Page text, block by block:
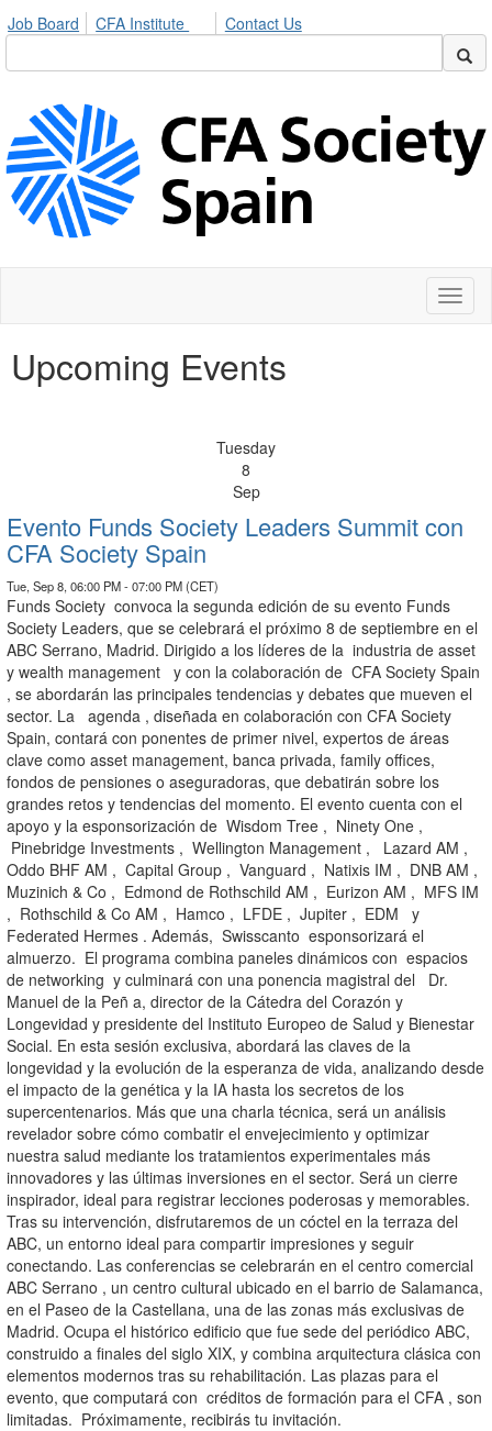
Job Board CFA Institute Contact Us
Upcoming Events
Tuesday
8
Sep
Evento Funds Society Leaders Summit con
CFA Society Spain
Tue, Sep 8, 06:00 PM - 07:00 PM (CET)
Funds Society convoca la segunda edición de su evento Funds
Society Leaders, que se celebrará el próximo 8 de septiembre en el
ABC Serrano, Madrid. Dirigido a los líderes de la industria de asset
y wealth management y con la colaboración de CFA Society Spain
, se abordarán las principales tendencias y debates que mueven el
sector. La agenda , diseñada en colaboración con CFA Society
Spain, contará con ponentes de primer nivel, expertos de áreas
clave como asset management, banca privada, family offices,
fondos de pensiones o aseguradoras, que debatirán sobre los
grandes retos y tendencias del momento. El evento cuenta con el
apoyo y la esponsorización de Wisdom Tree , Ninety One ,
Pinebridge Investments , Wellington Management , Lazard AM ,
Oddo BHF AM , Capital Group , Vanguard , Natixis IM , DNB AM ,
Muzinich & Co , Edmond de Rothschild AM , Eurizon AM , MFS IM
, Rothschild & Co AM , Hamco , LFDE , Jupiter , EDM y
Federated Hermes . Además, Swisscanto esponsorizará el
almuerzo. El programa combina paneles dinámicos con espacios
de networking y culminará con una ponencia magistral del Dr.
Manuel de la Peñ a, director de la Cátedra del Corazón y
Longevidad y presidente del Instituto Europeo de Salud y Bienestar
Social. En esta sesión exclusiva, abordará las claves de la
longevidad y la evolución de la esperanza de vida, analizando desde
el impacto de la genética y la IA hasta los secretos de los
supercentenarios. Más que una charla técnica, será un análisis
revelador sobre cómo combatir el envejecimiento y optimizar
nuestra salud mediante los tratamientos experimentales más
innovadores y las últimas inversiones en el sector. Será un cierre
inspirador, ideal para registrar lecciones poderosas y memorables.
Tras su intervención, disfrutaremos de un cóctel en la terraza del
ABC, un entorno ideal para compartir impresiones y seguir
conectando. ​​ Las conferencias se celebrarán en el centro comercial
ABC Serrano , un centro cultural ubicado en el barrio de Salamanca,
en el Paseo de la Castellana, una de las zonas más exclusivas de
Madrid. Ocupa el histórico edificio que fue sede del periódico ABC,
construido a finales del siglo XIX, y combina arquitectura clásica con
elementos modernos tras su rehabilitación. ​ Las plazas para el
evento, que computará con créditos de formación para el CFA , son
limitadas. Próximamente, recibirás tu invitación.